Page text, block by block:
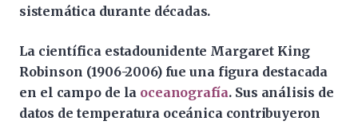
sistemática durante décadas.
La científica estadounidente Margaret King
Robinson (1906-2006) fue una figura destacada
en el campo de la oceanografía. Sus análisis de
datos de temperatura oceánica contribuyeron